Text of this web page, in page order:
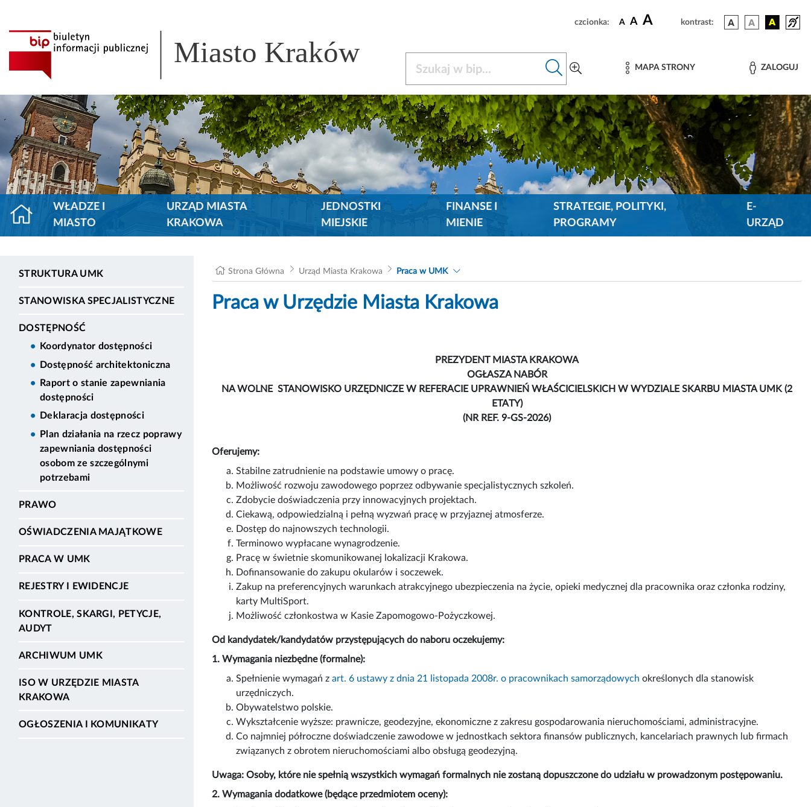
czcionka: A A A kontrast:
Miasto Kraków MAPA STRONY ZALOGUJ
WŁADZE I
MIASTO
URZĄD MIASTA
KRAKOWA
JEDNOSTKI
MIEJSKIE
FINANSE I
MIENIE
STRATEGIE, POLITYKI,
PROGRAMY
E-
URZĄD
STRUKTURA UMK
STANOWISKA SPECJALISTYCZNE
DOSTĘPNOŚĆ
Koordynator dostępności
Dostępność architektoniczna
Raport o stanie zapewniania
dostępności
Deklaracja dostępności
Plan działania na rzecz poprawy
zapewniania dostępności
osobom ze szczególnymi
potrzebami
PRAWO
OŚWIADCZENIA MAJĄTKOWE
PRACA W UMK
REJESTRY I EWIDENCJE
KONTROLE, SKARGI, PETYCJE,
AUDYT
ARCHIWUM UMK
ISO W URZĘDZIE MIASTA
KRAKOWA
OGŁOSZENIA I KOMUNIKATY
Strona Główna Urząd Miasta Krakowa Praca w UMK
Praca w Urzędzie Miasta Krakowa
PREZYDENT MIASTA KRAKOWA
OGŁASZA NABÓR
NA WOLNE STANOWISKO URZĘDNICZE W REFERACIE UPRAWNIEŃ WŁAŚCICIELSKICH W WYDZIALE SKARBU MIASTA UMK (2
ETATY)
(NR REF. 9-GS-2026)
Oferujemy:
Stabilne zatrudnienie na podstawie umowy o pracę.
Możliwość rozwoju zawodowego poprzez odbywanie specjalistycznych szkoleń.
Zdobycie doświadczenia przy innowacyjnych projektach.
Ciekawą, odpowiedzialną i pełną wyzwań pracę w przyjaznej atmosferze.
Dostęp do najnowszych technologii.
Terminowo wypłacane wynagrodzenie.
Pracę w świetnie skomunikowanej lokalizacji Krakowa.
Dofinansowanie do zakupu okularów i soczewek.
Zakup na preferencyjnych warunkach atrakcyjnego ubezpieczenia na życie, opieki medycznej dla pracownika oraz członka rodziny,
karty MultiSport.
Możliwość członkostwa w Kasie Zapomogowo-Pożyczkowej.
Od kandydatek/kandydatów przystępujących do naboru oczekujemy:
1. Wymagania niezbędne (formalne):
Spełnienie wymagań z art. 6 ustawy z dnia 21 listopada 2008r. o pracownikach samorządowych określonych dla stanowisk
urzędniczych.
Obywatelstwo polskie.
Wykształcenie wyższe: prawnicze, geodezyjne, ekonomiczne z zakresu gospodarowania nieruchomościami, administracyjne.
Co najmniej półroczne doświadczenie zawodowe w jednostkach sektora finansów publicznych, kancelariach prawnych lub firmach
związanych z obrotem nieruchomościami albo obsługą geodezyjną.
Uwaga: Osoby, które nie spełnią wszystkich wymagań formalnych nie zostaną dopuszczone do udziału w prowadzonym postępowaniu.
2. Wymagania dodatkowe (będące przedmiotem oceny):